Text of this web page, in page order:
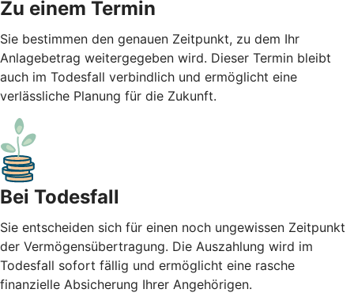
Zu einem Termin
Sie bestimmen den genauen Zeitpunkt, zu dem Ihr
Anlagebetrag weitergegeben wird. Dieser Termin bleibt
auch im Todesfall verbindlich und ermöglicht eine
verlässliche Planung für die Zukunft.
Bei Todesfall
Sie entscheiden sich für einen noch ungewissen Zeitpunkt
der Vermögensübertragung. Die Auszahlung wird im
Todesfall sofort fällig und ermöglicht eine rasche
finanzielle Absicherung Ihrer Angehörigen.